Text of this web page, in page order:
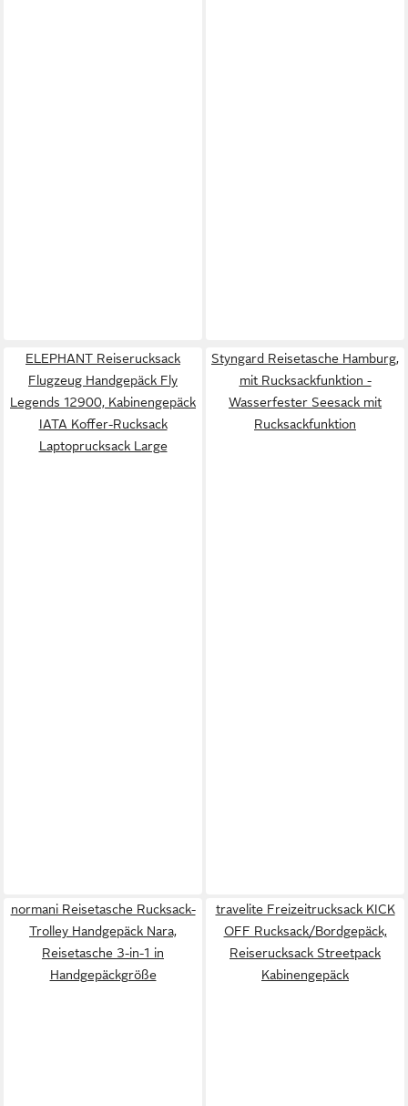
ELEPHANT Reiserucksack
Flugzeug Handgepäck Fly
Legends 12900, Kabinengepäck
IATA Koffer-Rucksack
Laptoprucksack Large
Styngard Reisetasche Hamburg,
mit Rucksackfunktion -
Wasserfester Seesack mit
Rucksackfunktion
normani Reisetasche Rucksack-
Trolley Handgepäck Nara,
Reisetasche 3-in-1 in
Handgepäckgröße
travelite Freizeitrucksack KICK
OFF Rucksack/Bordgepäck,
Reiserucksack Streetpack
Kabinengepäck